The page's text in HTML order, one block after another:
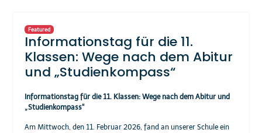
Featured
Informationstag für die 11.
Klassen: Wege nach dem Abitur
und „Studienkompass“
Informationstag für die 11. Klassen: Wege nach dem Abitur und
„Studienkompass“
Am Mittwoch, den 11. Februar 2026, fand an unserer Schule ein